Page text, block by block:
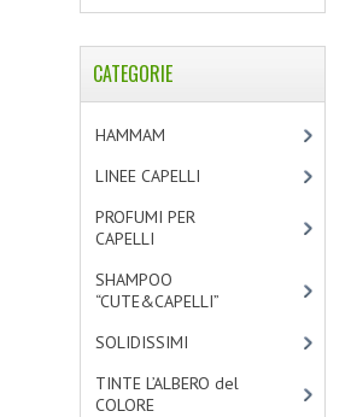
CATEGORIE
HAMMAM
LINEE CAPELLI
PROFUMI PER
CAPELLI
SHAMPOO
“CUTE&CAPELLI”
SOLIDISSIMI
TINTE L’ALBERO del
COLORE